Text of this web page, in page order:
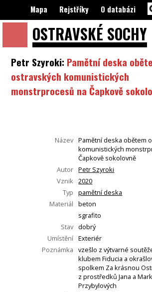
OSTRAVSKÉ SOCHY
Mapa Rejstříky O databázi
Petr Szyroki: Pamětní deska
ostravských komunistických
monstrprocesů na Čapkově
Název Pamětní deska obětem
komunistických
Čapkově sokolovně
Autor Petr Szyroki
Vznik 2020
Typ
pamětní deska
Materiál
beton
sgrafito
Stav dobrý
Umístění Exteriér
Poznámka
vzešlo z výtvarné
klubem Fiducia a
spolkem Za krásnou
z prostředků Jana a
Przybylových